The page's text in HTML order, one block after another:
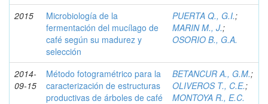
2015
Microbiología de la
fermentación del mucílago de
café según su madurez y
selección
PUERTA Q., G.I.;
MARIN M., J.;
OSORIO B., G.A.
2014-
09-15
Método fotogramétrico para la
caracterización de estructuras
productivas de árboles de café
BETANCUR A., G.M.;
OLIVEROS T., C.E.;
MONTOYA R., E.C.